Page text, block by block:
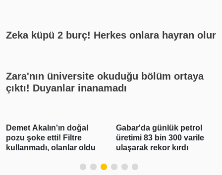
Zeka küpü 2 burç! Herkes onlara hayran olur
Zara'nın üniversite okuduğu bölüm ortaya
çıktı! Duyanlar inanamadı
Demet Akalın'ın doğal
pozu şoke etti! Filtre
kullanmadı, olanlar oldu
Gabar'da günlük petrol
üretimi 83 bin 300 varile
ulaşarak rekor kırdı